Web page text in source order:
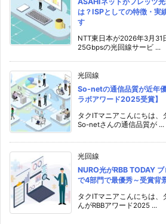
は？ISPとしての特徴・実
す
NTT東日本が2026年3月31
25Gbpsの光回線サービ ...
光回線
So-netの通信品質が近年
ラボアワード2025受賞】
タクITマニアこんにちは
So-netさんの通信品質が ...
光回線
NURO光がRBB TODAY
で4部門で最優秀～受賞背
タクITマニアこんにちは、
んがRBBアワード2025 ...